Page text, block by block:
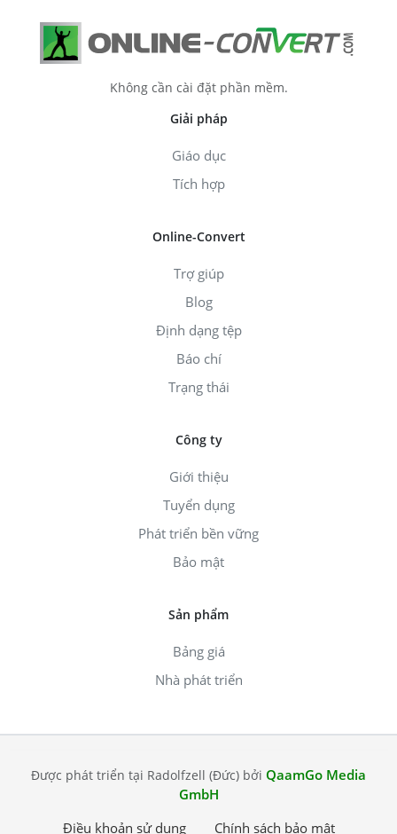
Không cần cài đặt phần mềm.
Giải pháp
Giáo dục
Tích hợp
Online-Convert
Trợ giúp
Blog
Định dạng tệp
Báo chí
Trạng thái
Công ty
Giới thiệu
Tuyển dụng
Phát triển bền vững
Bảo mật
Sản phẩm
Bảng giá
Nhà phát triển
Được phát triển tại Radolfzell (Đức) bởi QaamGo Media
GmbH
Điều khoản sử dụng
Chính sách bảo mật